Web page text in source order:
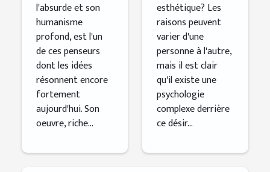
l'absurde et son
humanisme
profond, est l'un
de ces penseurs
dont les idées
résonnent encore
fortement
aujourd'hui. Son
oeuvre, riche...
esthétique? Les
raisons peuvent
varier d'une
personne à l'autre,
mais il est clair
qu'il existe une
psychologie
complexe derrière
ce désir...